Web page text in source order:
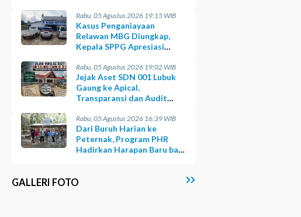
Layanan dan Harapan
Rabu, 05 Agustus 2026 19:15 WIB
Kasus Penganiayaan
Relawan MBG Diungkap,
Kepala SPPG Apresiasi
Rabu, 05 Agustus 2026 19:02 WIB
Jejak Aset SDN 001 Lubuk
Gaung ke Apical,
Transparansi dan Audit
Rabu, 05 Agustus 2026 16:39 WIB
Dari Buruh Harian ke
Peternak, Program PHR
Hadirkan Harapan Baru bagi
GALLERI FOTO